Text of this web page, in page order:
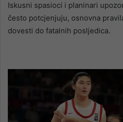
Iskusni spasioci i planinari
često potcjenjuju, osnovna
dovesti do fatalnih posljedica.